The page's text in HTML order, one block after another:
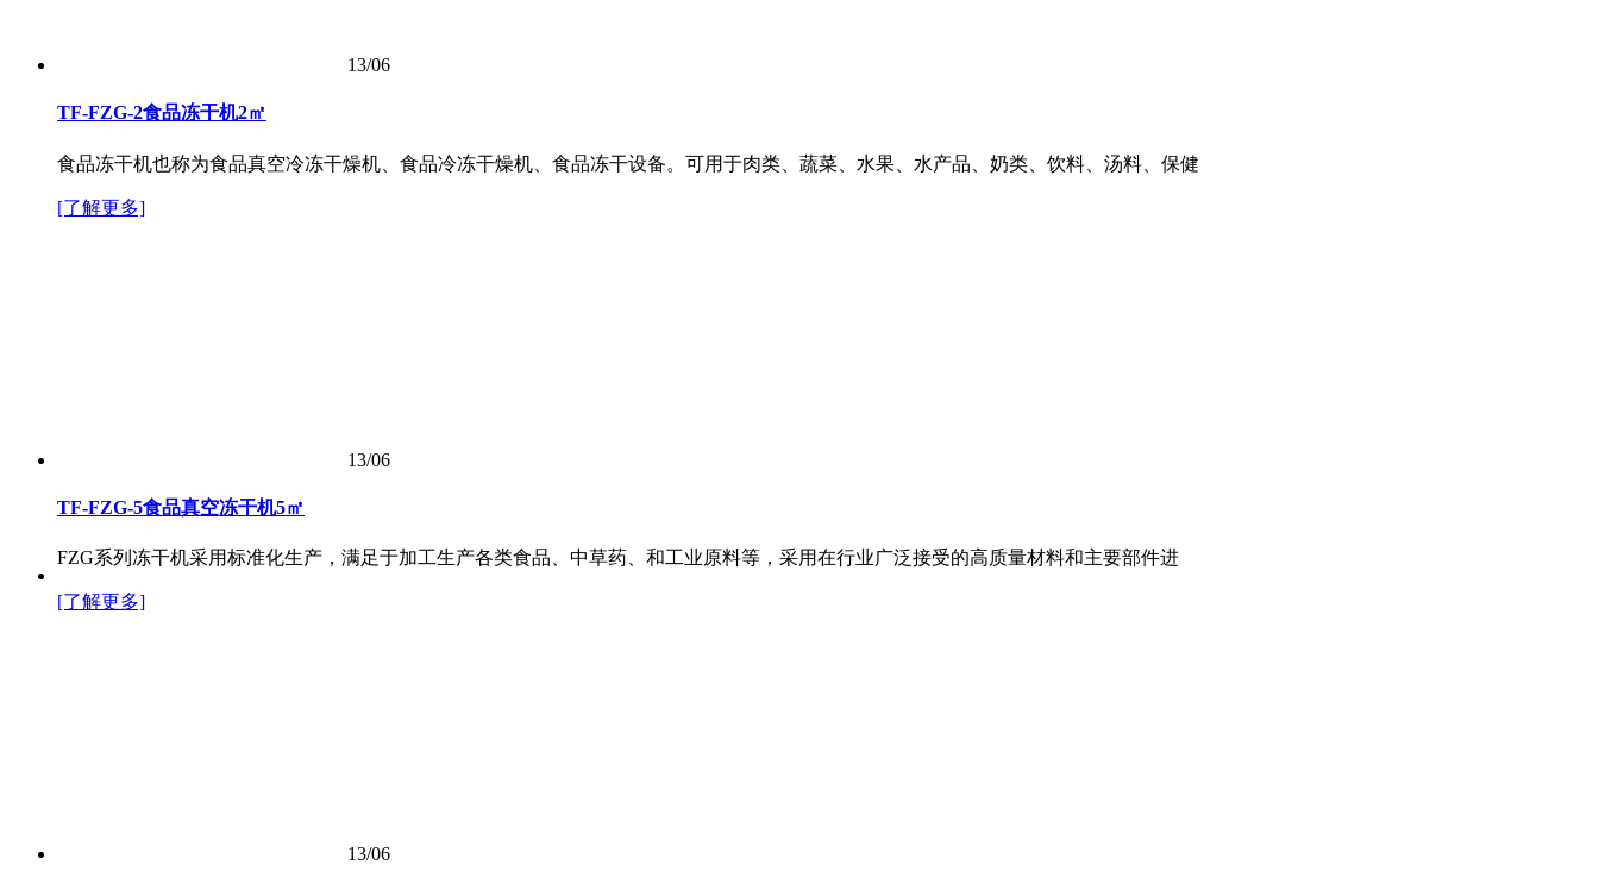
13/06
TF-FZG-2食品冻干机2㎡
食品冻干机也称为食品真空冷冻干燥机、食品冷冻干燥机、食品冻干设备。可用于肉类、蔬菜、水果、水产品、奶类、饮料、汤料、保健
[了解更多]
13/06
TF-FZG-5食品真空冻干机5㎡
FZG系列冻干机采用标准化生产，满足于加工生产各类食品、中草药、和工业原料等，采用在行业广泛接受的高质量材料和主要部件进
[了解更多]
13/06